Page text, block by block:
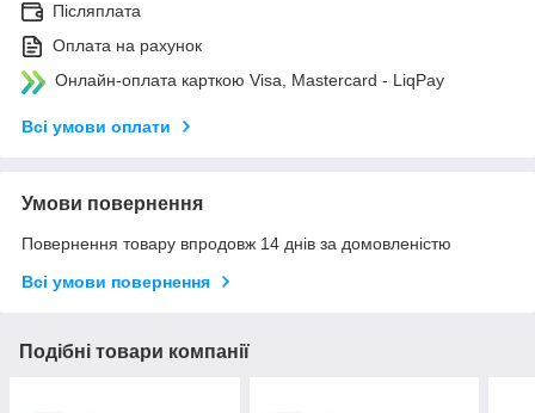
Післяплата
Оплата на рахунок
Онлайн-оплата карткою Visa, Mastercard - LiqPay
Всі умови оплати
Умови повернення
Повернення товару впродовж 14 днів за домовленістю
Всі умови повернення
Подібні товари компанії